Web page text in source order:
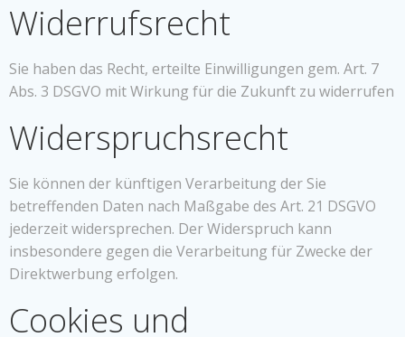
Widerrufsrecht
Sie haben das Recht, erteilte Einwilligungen gem. Art. 7
Abs. 3 DSGVO mit Wirkung für die Zukunft zu widerrufen
Widerspruchsrecht
Sie können der künftigen Verarbeitung der Sie
betreffenden Daten nach Maßgabe des Art. 21 DSGVO
jederzeit widersprechen. Der Widerspruch kann
insbesondere gegen die Verarbeitung für Zwecke der
Direktwerbung erfolgen.
Cookies und